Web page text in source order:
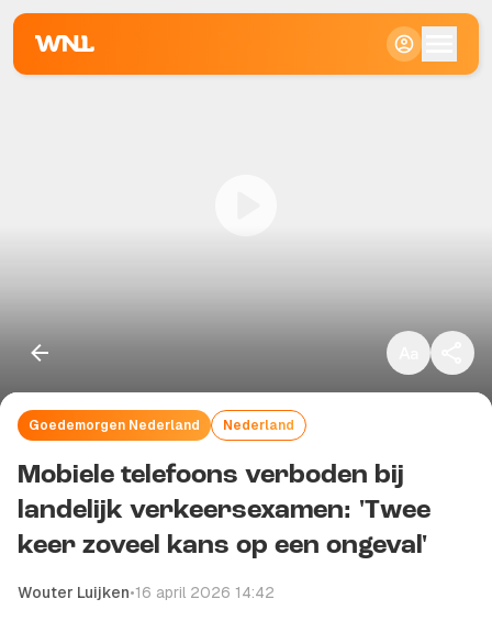
Goedemorgen Nederland Nederland
Mobiele telefoons verboden bij
landelijk verkeersexamen: 'Twee
keer zoveel kans op een ongeval'
Wouter Luijken•16 april 2026 14:42